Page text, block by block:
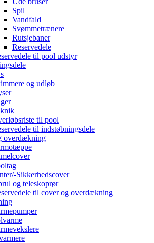
Spil
Vandfald
Svømmetrænere
Rutsjebaner
Reservedele
til pool udstyr
og udløb
til pool
til indstøbningsdele
overdækning
Sikkerhedscover
og teleskoprør
til cover og overdækning